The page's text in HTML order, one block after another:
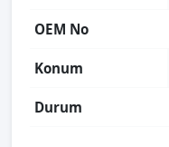
OEM No
Konum
Durum